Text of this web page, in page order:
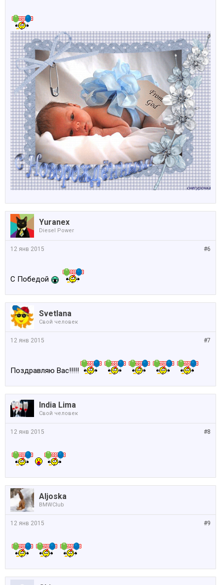
Yuranex
Diesel Power
#6
12 янв 2015
С Победой
Svetlana
Свой человек
#7
12 янв 2015
Поздравляю Вас!!!!!
India Lima
Свой человек
#8
12 янв 2015
Aljoska
BMWClub
#9
12 янв 2015